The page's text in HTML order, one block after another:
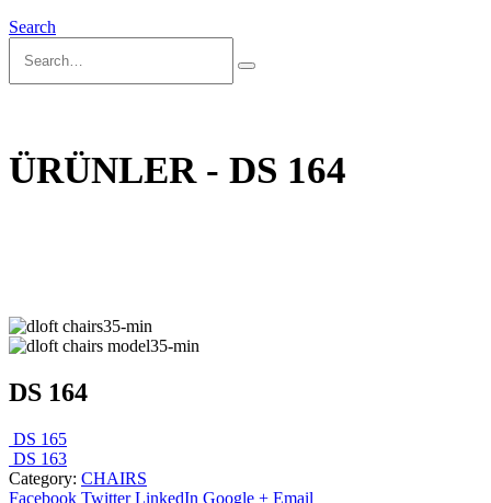
Search
ÜRÜNLER - DS 164
DS 164
DS 165
DS 163
Category: CHAIRS
Facebook Twitter LinkedIn Google + Email